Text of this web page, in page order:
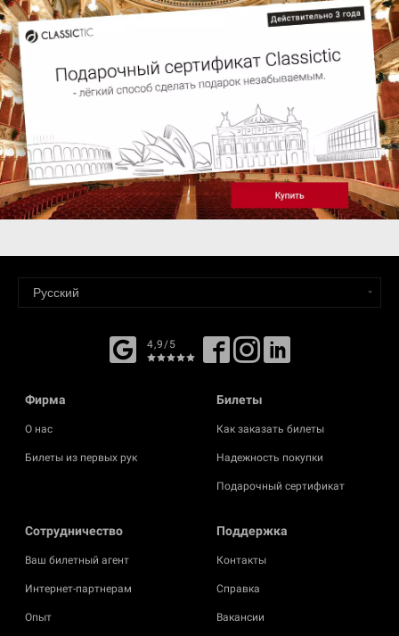
4,9/5
Фирма
О нас
Билеты из первых рук
Билеты
Как заказать билеты
Надежность покупки
Подарочный сертификат
Cотрудничество
Ваш билетный агент
Интернет-партнерам
Опыт
Поддержка
Контакты
Справка
Вакансии